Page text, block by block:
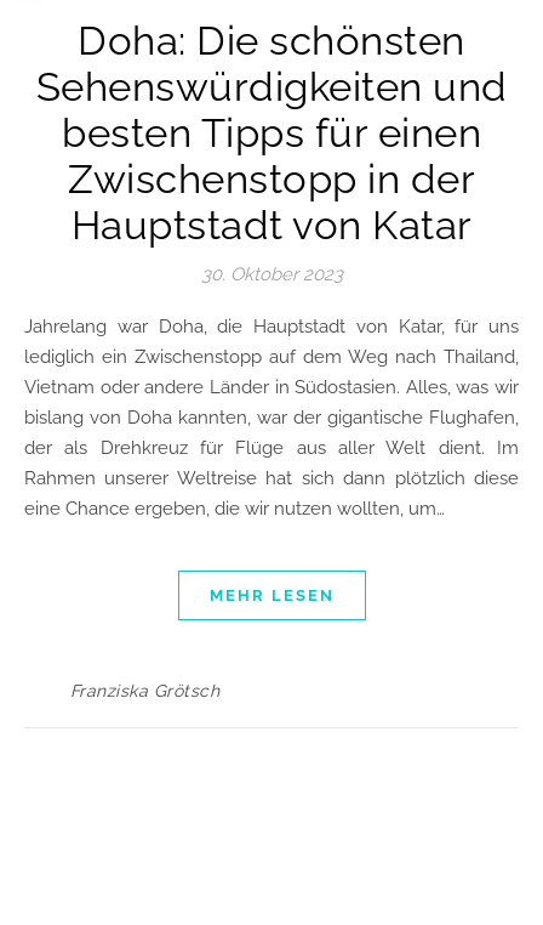
Doha: Die schönsten
Sehenswürdigkeiten und
besten Tipps für einen
Zwischenstopp in der
Hauptstadt von Katar
30. Oktober 2023
Jahrelang war Doha, die Hauptstadt von Katar, für uns
lediglich ein Zwischenstopp auf dem Weg nach Thailand,
Vietnam oder andere Länder in Südostasien. Alles, was wir
bislang von Doha kannten, war der gigantische Flughafen,
der als Drehkreuz für Flüge aus aller Welt dient. Im
Rahmen unserer Weltreise hat sich dann plötzlich diese
eine Chance ergeben, die wir nutzen wollten, um…
MEHR LESEN
Franziska Grötsch